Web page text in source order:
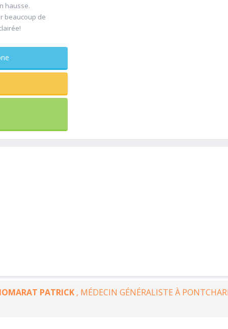
hausse.
beaucoup de
PATRICK , MÉDECIN GÉNÉRALISTE À